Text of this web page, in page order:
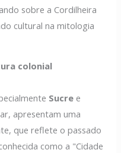
sobre a Cordilheira
cultural na mitologia
colonial
Sucre e
apresentam uma
que reflete o passado
como a "Cidade